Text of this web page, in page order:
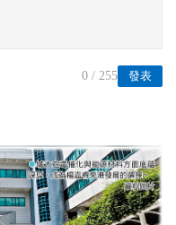
發表
0 / 255